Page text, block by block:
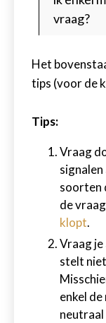
vraag?
Het
tips (voor de
Tips:
Vraag
soorten
de vraag
klopt.
Vraag
stelt
enkel